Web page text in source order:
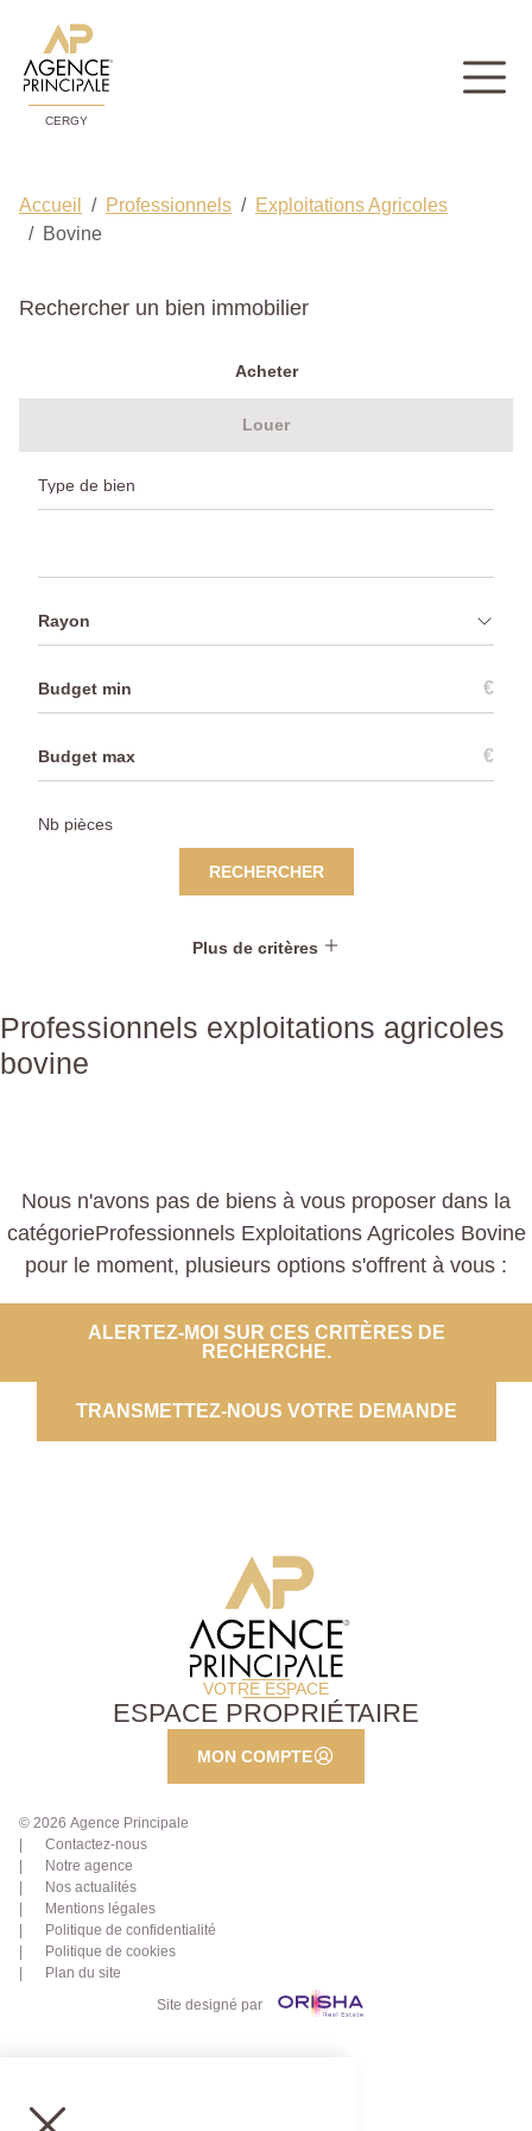
CERGY
Accueil Professionnels
Exploitations Agricoles
Bovine
Rechercher un bien immobilier
Acheter
Louer
Rayon
€
€
RECHERCHER
Plus de critères
Professionnels exploitations agricoles
bovine
Nous n'avons pas de biens à vous proposer dans la
catégorieProfessionnels Exploitations Agricoles Bovine
pour le moment, plusieurs options s'offrent à vous :
ALERTEZ-MOI SUR CES CRITÈRES DE
RECHERCHE.
TRANSMETTEZ-NOUS VOTRE DEMANDE
VOTRE ESPACE
ESPACE PROPRIÉTAIRE
MON COMPTE
© 2026 Agence Principale
Contactez-nous
Notre agence
Nos actualités
Mentions légales
Politique de confidentialité
Politique de cookies
Plan du site
Site designé par